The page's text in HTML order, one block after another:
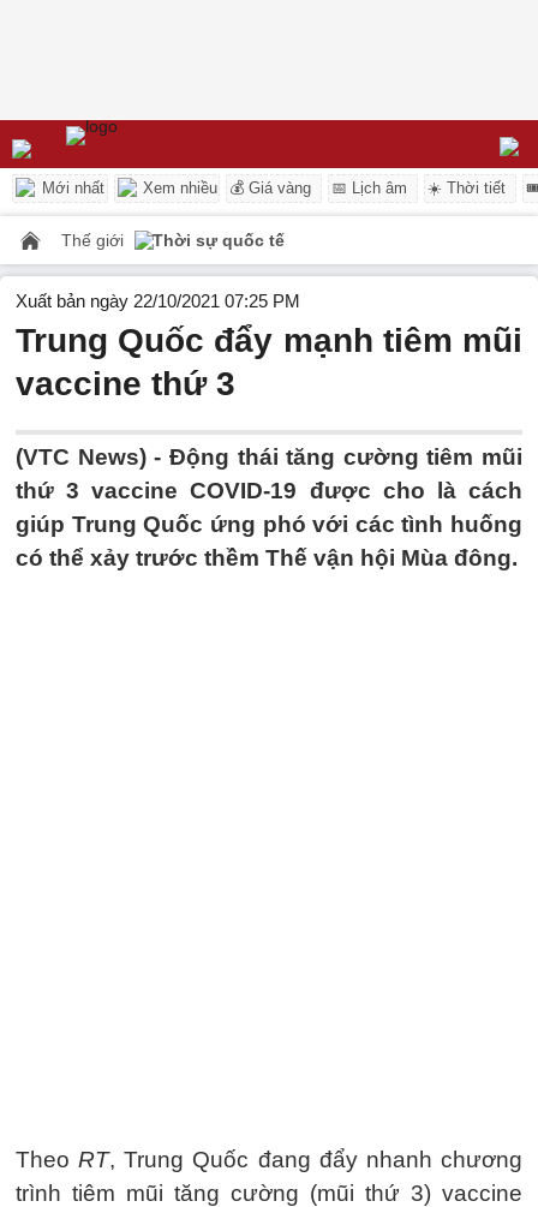
Mới nhất Xem nhiều 💰 Giá vàng 📅 Lịch âm ☀️ Thời tiết
Thế giới Thời sự quốc tế
Xuất bản ngày 22/10/2021 07:25 PM
Trung Quốc đẩy mạnh tiêm mũi
vaccine thứ 3
(VTC News) - Động thái tăng cường tiêm mũi
thứ 3 vaccine COVID-19 được cho là cách
giúp Trung Quốc ứng phó với các tình huống
có thể xảy trước thềm Thế vận hội Mùa đông.
TheoRT, Trung Quốc đang đẩy nhanh chương
trình tiêm mũi tăng cường (mũi thứ 3) vaccine